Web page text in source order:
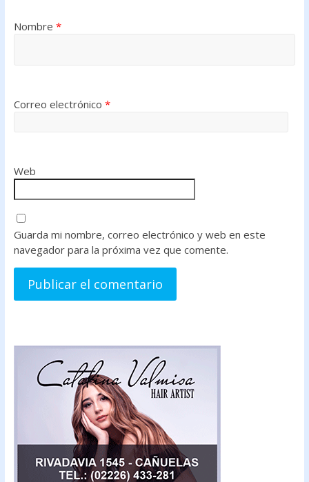
Nombre *
Correo electrónico *
Web
Guarda mi nombre, correo electrónico y web en este
navegador para la próxima vez que comente.